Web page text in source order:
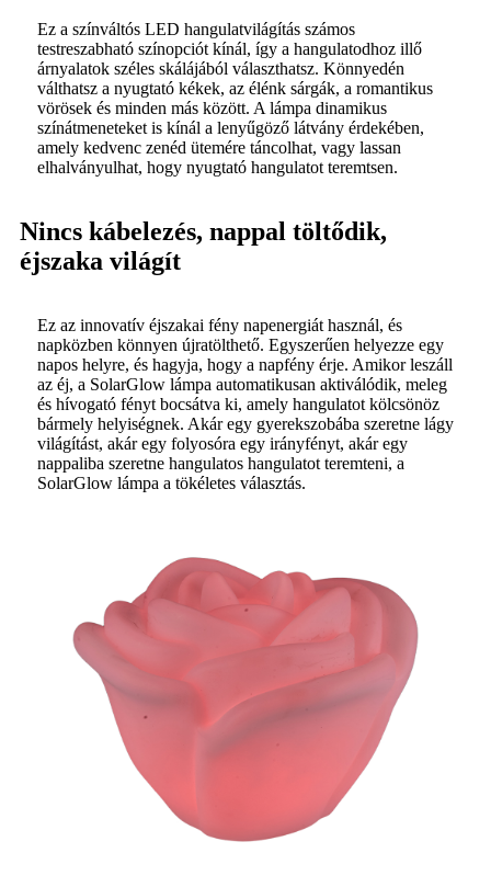
Ez a színváltós LED hangulatvilágítás számos
testreszabható színopciót kínál, így a hangulatodhoz illő
árnyalatok széles skálájából választhatsz. Könnyedén
válthatsz a nyugtató kékek, az élénk sárgák, a romantikus
vörösek és minden más között. A lámpa dinamikus
színátmeneteket is kínál a lenyűgöző látvány érdekében,
amely kedvenc zenéd ütemére táncolhat, vagy lassan
elhalványulhat, hogy nyugtató hangulatot teremtsen.
Nincs kábelezés, nappal töltődik,
éjszaka világít
Ez az innovatív éjszakai fény napenergiát használ, és
napközben könnyen újratölthető. Egyszerűen helyezze egy
napos helyre, és hagyja, hogy a napfény érje. Amikor leszáll
az éj, a SolarGlow lámpa automatikusan aktiválódik, meleg
és hívogató fényt bocsátva ki, amely hangulatot kölcsönöz
bármely helyiségnek. Akár egy gyerekszobába szeretne lágy
világítást, akár egy folyosóra egy irányfényt, akár egy
nappaliba szeretne hangulatos hangulatot teremteni, a
SolarGlow lámpa a tökéletes választás.